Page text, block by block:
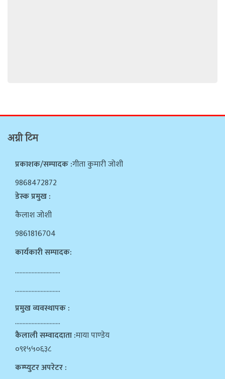
अग्नी टिम
प्रकाशक/सम्पादक :गीता कुमारी जोशी
9868472872
डेस्क प्रमुख :
कैलाश जोशी
9861816704
कार्यकारी सम्पादक:
…………………………
…………………………
प्रमुख व्यवस्थापक :
…………………………
कैलाली सम्वाददाता :माया पाण्डेय
०९१५५०६३८
कम्प्युटर अपरेटर :